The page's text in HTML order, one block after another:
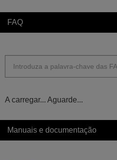
FAQ
A carregar... Aguarde...
Manuais e documentação